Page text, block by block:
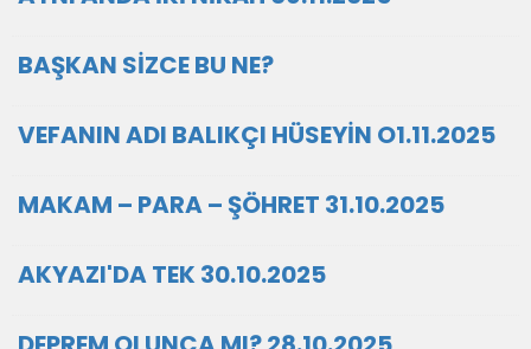
BAŞKAN SİZCE BU NE?
VEFANIN ADI BALIKÇI HÜSEYİN O1.11.2025
MAKAM – PARA – ŞÖHRET 31.10.2025
AKYAZI'DA TEK 30.10.2025